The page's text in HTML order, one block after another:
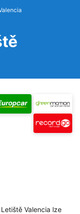
Valencia lze